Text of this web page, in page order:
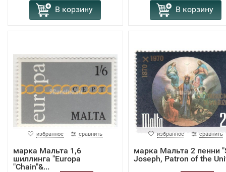
В корзину В корзину
избранное сравнить
марка Мальта 1,6
шиллинга "Europa
"Chain"&...
избранное сравнить
марка Мальта 2 пенни
Joseph, Patron of the